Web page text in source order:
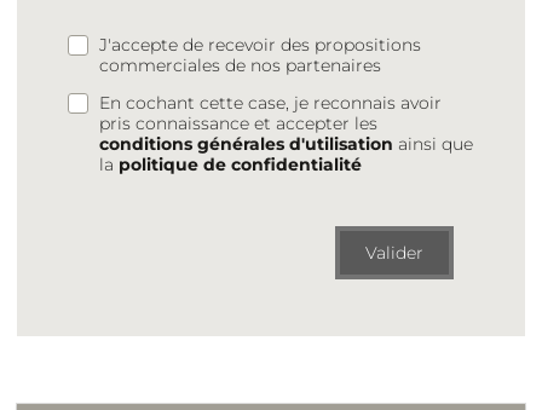
J'accepte de recevoir des propositions
commerciales de nos partenaires
En cochant cette case, je reconnais avoir
pris connaissance et accepter les
conditions générales d'utilisation ainsi que
la politique de confidentialité
Valider